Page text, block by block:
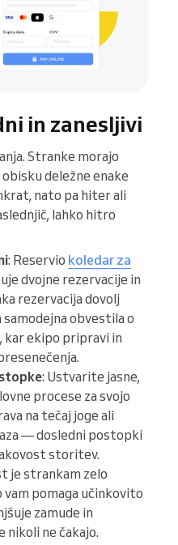
in zanesljivi
Stranke morajo
deležne enake
nato pa hiter ali
lahko hitro
: Reservio koledar za
dvojne rezervacije in
rezervacija dovolj
samodejna obvestila o
ekipo pripravi in
: Ustvarite jasne,
procese za svojo
na tečaj joge ali
— dosledni postopki
storitev.
je strankam zelo
vam pomaga učinkovito
zamude in
nikoli ne čakajo.